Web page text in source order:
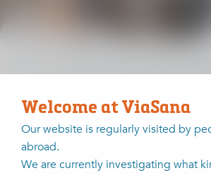
Welcome at ViaSana
Our website is regularly visited by
abroad.
We are currently investigating what